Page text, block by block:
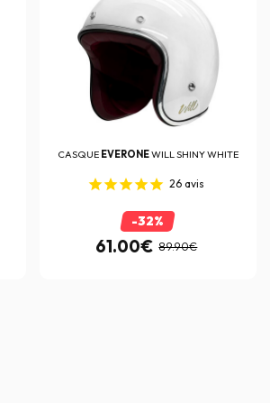
CASQUE EVERONEWILL SHINY WHITE
26avis
-32%
61.00€ 89.90€